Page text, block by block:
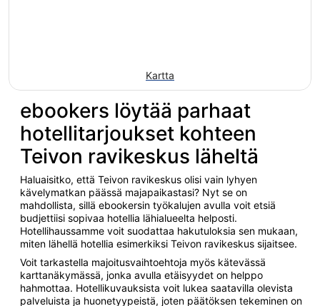
Kartta
ebookers löytää parhaat
hotellitarjoukset kohteen
Teivon ravikeskus läheltä
Haluaisitko, että Teivon ravikeskus olisi vain lyhyen
kävelymatkan päässä majapaikastasi? Nyt se on
mahdollista, sillä ebookersin työkalujen avulla voit etsiä
budjettiisi sopivaa hotellia lähialueelta helposti.
Hotellihaussamme voit suodattaa hakutuloksia sen mukaan,
miten lähellä hotellia esimerkiksi Teivon ravikeskus sijaitsee.
Voit tarkastella majoitusvaihtoehtoja myös kätevässä
karttanäkymässä, jonka avulla etäisyydet on helppo
hahmottaa. Hotellikuvauksista voit lukea saatavilla olevista
palveluista ja huonetyypeistä, joten päätöksen tekeminen on